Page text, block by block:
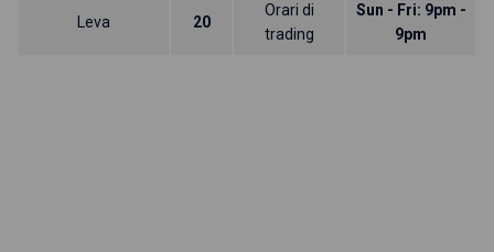
Leva 20
Orari di
trading
Sun - Fri: 9pm -
9pm